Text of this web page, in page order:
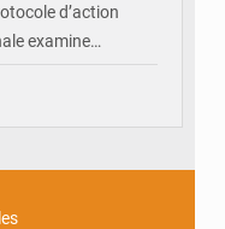
d’action
examine…